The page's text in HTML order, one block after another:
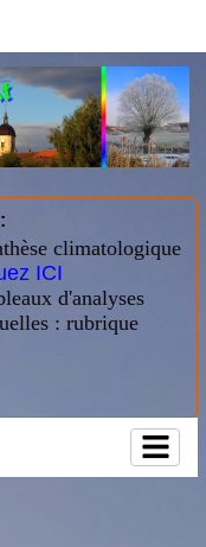
climatologique
ICI
d'analyses
: rubrique